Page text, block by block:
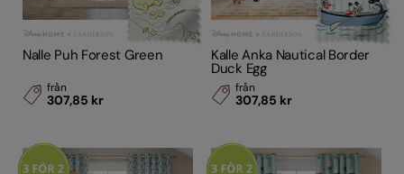
Nalle Puh Forest Green
från
307,85 kr
Kalle Anka Nautical Border
Duck Egg
från
307,85 kr